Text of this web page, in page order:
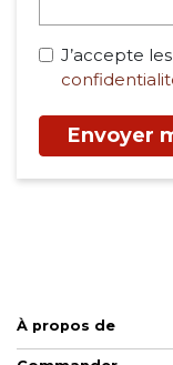
J’accepte les
Envoyer
À propos de